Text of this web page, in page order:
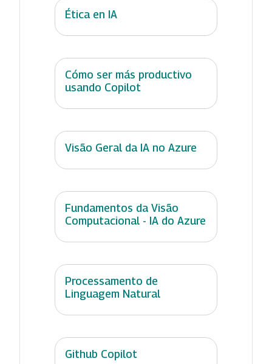
Ética en IA
Cómo ser más productivo
usando Copilot
Visão Geral da IA no Azure
Fundamentos da Visão
Computacional - IA do Azure
Processamento de
Linguagem Natural
Github Copilot